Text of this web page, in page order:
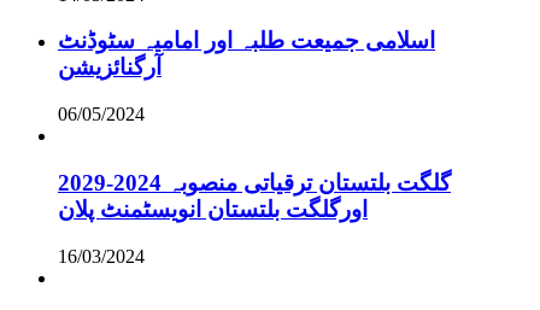
اسلامی جمیعت طلبہ اور امامیہ سٹوڈنٹ
آرگنائزیشن
06/05/2024
گلگت بلتستان ترقیاتی منصوبہ 2024-2029
اورگلگت بلتستان انویسٹمنٹ پلان
16/03/2024